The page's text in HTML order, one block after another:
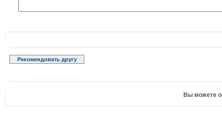
Рекомендовать другу
Вы можете